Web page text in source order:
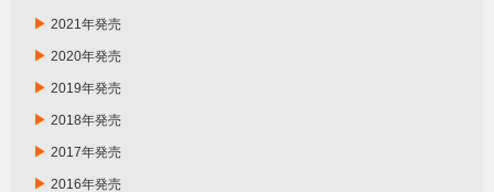
▶ 2021年発売
▶ 2020年発売
▶ 2019年発売
▶ 2018年発売
▶ 2017年発売
▶ 2016年発売